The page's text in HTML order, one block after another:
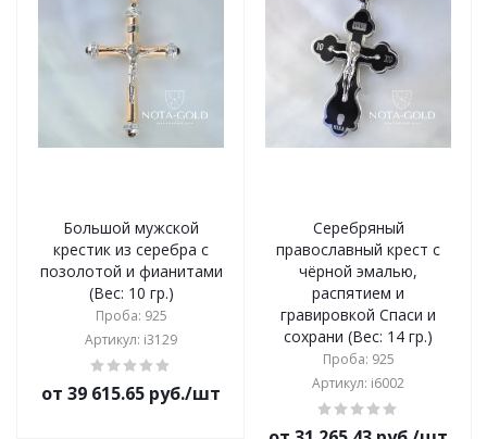
Большой мужской
крестик из серебра с
позолотой и фианитами
(Вес: 10 гр.)
Проба: 925
Артикул: i3129
от 39 615.65 руб./шт
Серебряный
православный крест с
чёрной эмалью,
распятием и
гравировкой Спаси и
сохрани (Вес: 14 гр.)
Проба: 925
Артикул: i6002